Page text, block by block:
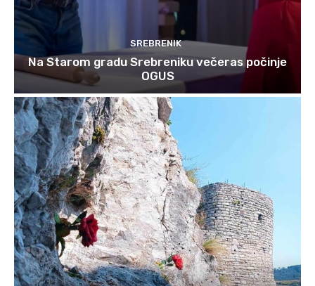
SREBRENIK
Na Starom gradu Srebreniku večeras počinje
OGUS